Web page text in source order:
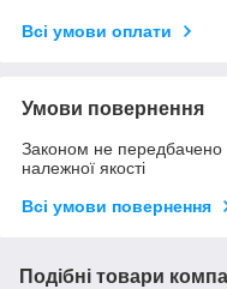
Всі умови оплати
Умови повернення
Законом не передбачено
належної якості
Всі умови повернення
Подібні товари